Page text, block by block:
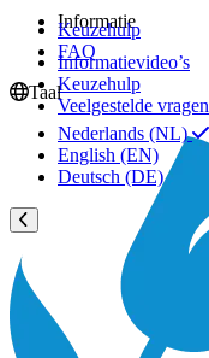
Keuzehulp
FAQ
Taal
Nederlands (NL)
English (EN)
Deutsch (DE)
Informatie
Informatievideo’s
Keuzehulp
Veelgestelde vragen